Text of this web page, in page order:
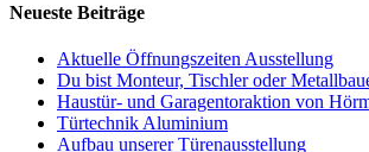
Neueste Beiträge
Aktuelle Öffnungszeiten Ausstellung
Du bist Monteur, Tischler oder
Haustür- und Garagentoraktion von
Türtechnik Aluminium
Aufbau unserer Türenausstellung